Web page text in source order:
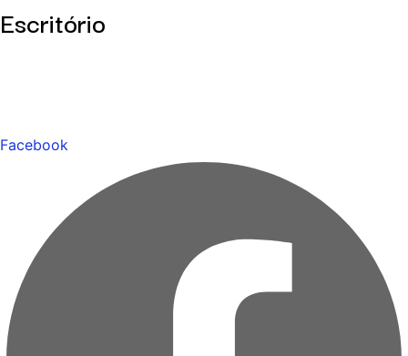
Escritório
Facebook